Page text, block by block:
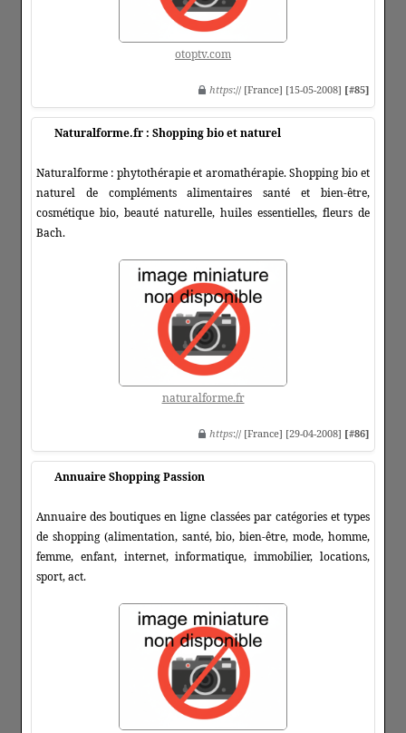
otoptv.com
https:// [France] [15-05-2008] [#85]
Naturalforme.fr : Shopping bio et naturel
Naturalforme : phytothérapie et aromathérapie. Shopping bio et
naturel de compléments alimentaires santé et bien-être,
cosmétique bio, beauté naturelle, huiles essentielles, fleurs de
Bach.
naturalforme.fr
https:// [France] [29-04-2008] [#86]
Annuaire Shopping Passion
Annuaire des boutiques en ligne classées par catégories et types
de shopping (alimentation, santé, bio, bien-être, mode, homme,
femme, enfant, internet, informatique, immobilier, locations,
sport, act.